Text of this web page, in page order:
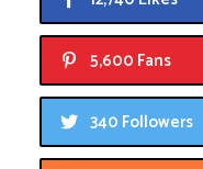
5,600 Fans
340 Followers